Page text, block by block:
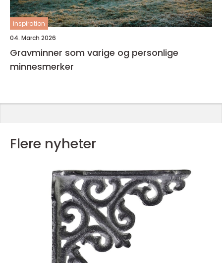
inspiration
04. March 2026
Gravminner som varige og personlige
minnesmerker
Flere nyheter